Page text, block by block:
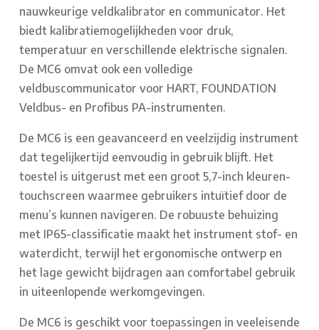
nauwkeurige veldkalibrator en communicator. Het
biedt kalibratiemogelijkheden voor druk,
temperatuur en verschillende elektrische signalen.
De MC6 omvat ook een volledige
veldbuscommunicator voor HART, FOUNDATION
Veldbus- en Profibus PA-instrumenten.
De MC6 is een geavanceerd en veelzijdig instrument
dat tegelijkertijd eenvoudig in gebruik blijft. Het
toestel is uitgerust met een groot 5,7-inch kleuren-
touchscreen waarmee gebruikers intuïtief door de
menu’s kunnen navigeren. De robuuste behuizing
met IP65-classificatie maakt het instrument stof- en
waterdicht, terwijl het ergonomische ontwerp en
het lage gewicht bijdragen aan comfortabel gebruik
in uiteenlopende werkomgevingen.
De MC6 is geschikt voor toepassingen in veeleisende